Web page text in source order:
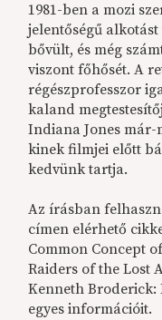
1981-ben a mozi
jelentőségű
bővült, és még
viszont főhősét. A
régészprofesszor
kaland
Indiana Jones már-
kinek filmjei előtt
kedvünk tartja.
Az írásban
címen elérhető
Common Concept
Raiders of the Lost
Kenneth Broderick:
egyes információit.